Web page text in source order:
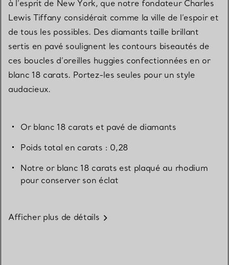
à l’esprit de New York, que notre fondateur Charles
Lewis Tiffany considérait comme la ville de l’espoir et
de tous les possibles. Des diamants taille brillant
sertis en pavé soulignent les contours biseautés de
ces boucles d’oreilles huggies confectionnées en or
blanc 18 carats. Portez-les seules pour un style
audacieux.
Or blanc 18 carats et pavé de diamants
Poids total en carats : 0,28
Notre or blanc 18 carats est plaqué au rhodium
pour conserver son éclat
Afficher plus de détails